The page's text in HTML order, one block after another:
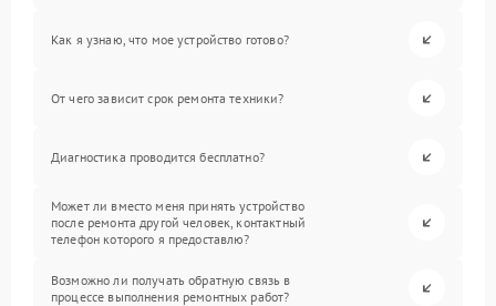
Как я узнаю, что мое устройство готово?
От чего зависит срок ремонта техники?
Диагностика проводится бесплатно?
Может ли вместо меня принять устройство
после ремонта другой человек, контактный
телефон которого я предоставлю?
Возможно ли получать обратную связь в
процессе выполнения ремонтных работ?